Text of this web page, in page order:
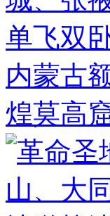
内蒙古
煌莫高